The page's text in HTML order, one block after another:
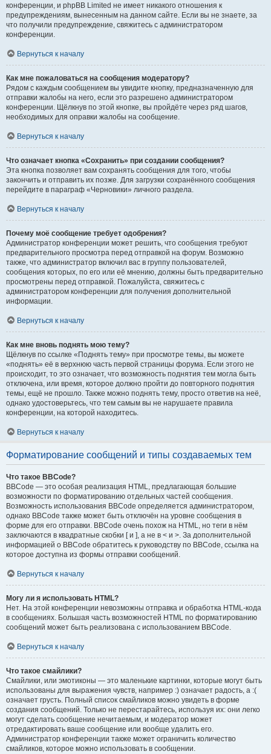
конференции, и phpBB Limited не имеет никакого отношения к
предупреждениям, вынесенным на данном сайте. Если вы не знаете, за
что получили предупреждение, свяжитесь с администратором
конференции.
Вернуться к началу
Как мне пожаловаться на сообщения модератору?
Рядом с каждым сообщением вы увидите кнопку, предназначенную для
отправки жалобы на него, если это разрешено администратором
конференции. Щёлкнув по этой кнопке, вы пройдёте через ряд шагов,
необходимых для оправки жалобы на сообщение.
Вернуться к началу
Что означает кнопка «Сохранить» при создании сообщения?
Эта кнопка позволяет вам сохранять сообщения для того, чтобы
закончить и отправить их позже. Для загрузки сохранённого сообщения
перейдите в параграф «Черновики» личного раздела.
Вернуться к началу
Почему моё сообщение требует одобрения?
Администратор конференции может решить, что сообщения требуют
предварительного просмотра перед отправкой на форум. Возможно
также, что администратор включил вас в группу пользователей,
сообщения которых, по его или её мнению, должны быть предварительно
просмотрены перед отправкой. Пожалуйста, свяжитесь с
администратором конференции для получения дополнительной
информации.
Вернуться к началу
Как мне вновь поднять мою тему?
Щёлкнув по ссылке «Поднять тему» при просмотре темы, вы можете
«поднять» её в верхнюю часть первой страницы форума. Если этого не
происходит, то это означает, что возможность поднятия тем могла быть
отключена, или время, которое должно пройти до повторного поднятия
темы, ещё не прошло. Также можно поднять тему, просто ответив на неё,
однако удостоверьтесь, что тем самым вы не нарушаете правила
конференции, на которой находитесь.
Вернуться к началу
Форматирование сообщений и типы создаваемых тем
Что такое BBCode?
BBCode — это особая реализация HTML, предлагающая большие
возможности по форматированию отдельных частей сообщения.
Возможность использования BBCode определяется администратором,
однако BBCode также может быть отключён на уровне сообщения в
форме для его отправки. BBCode очень похож на HTML, но теги в нём
заключаются в квадратные скобки [ и ], а не в < и >. За дополнительной
информацией о BBCode обратитесь к руководству по BBCode, ссылка на
которое доступна из формы отправки сообщений.
Вернуться к началу
Могу ли я использовать HTML?
Нет. На этой конференции невозможны отправка и обработка HTML-кода
в сообщениях. Большая часть возможностей HTML по форматированию
сообщений может быть реализована с использованием BBCode.
Вернуться к началу
Что такое смайлики?
Смайлики, или эмотиконы — это маленькие картинки, которые могут быть
использованы для выражения чувств, например :) означает радость, а :(
означает грусть. Полный список смайликов можно увидеть в форме
создания сообщений. Только не перестарайтесь, используя их: они легко
могут сделать сообщение нечитаемым, и модератор может
отредактировать ваше сообщение или вообще удалить его.
Администратор конференции также может ограничить количество
смайликов, которое можно использовать в сообщении.